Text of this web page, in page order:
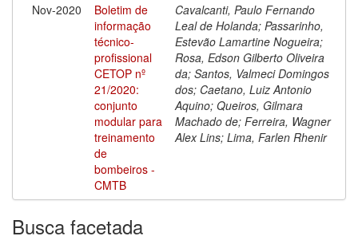
Nov-2020
Boletim de
informação
técnico-
profissional
CETOP nº
21/2020:
conjunto
modular para
treinamento
de
bombeiros -
CMTB
Cavalcanti, Paulo Fernando
Leal de Holanda; Passarinho,
Estevão Lamartine Nogueira;
Rosa, Edson Gilberto Oliveira
da; Santos, Valmeci Domingos
dos; Caetano, Luiz Antonio
Aquino; Queiros, Gilmara
Machado de; Ferreira, Wagner
Alex Lins; Lima, Farlen Rhenir
Busca facetada